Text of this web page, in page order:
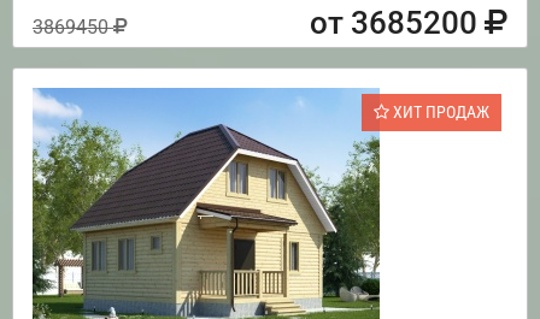
3869450 от 3685200
ХИТ ПРОДАЖ